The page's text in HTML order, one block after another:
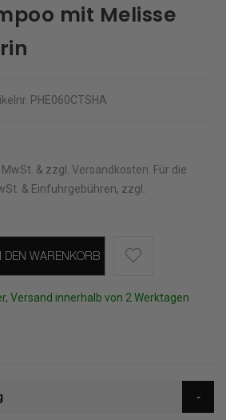
mit Melisse
PHE060CTSHA
& zzgl. Versandkosten Für die
& Einfuhrgebühren, zzgl.
DEN WARENKORB
Versand innerhalb von 2 Werktagen